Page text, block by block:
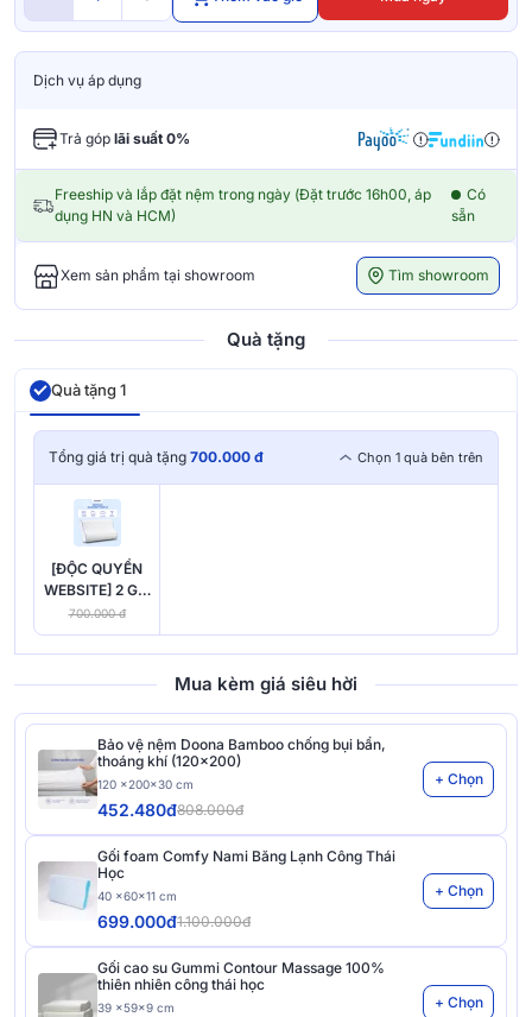
Dịch vụ áp dụng
Trả góp lãi suất 0%
Freeship và lắp đặt nệm trong ngày (Đặt trước 16h00, áp
dụng HN và HCM)
Có
sẵn
Xem sản phẩm tại showroom Tìm showroom
Quà tặng
Quà tặng 1
Tổng giá trị quà tặng 700.000 đ Chọn 1 quà bên trên
[ĐỘC QUYỀN
WEBSITE] 2 Gối
foam Goodnight
Nori 1.0
700.000 đ
Mua kèm giá siêu hời
Bảo vệ nệm Doona Bamboo chống bụi bẩn,
thoáng khí (120x200)
120 x200x30 cm
452.480đ808.000đ
+ Chọn
Gối foam Comfy Nami Băng Lạnh Công Thái
Học
40 x60x11 cm
699.000đ1.100.000đ
+ Chọn
Gối cao su Gummi Contour Massage 100%
thiên nhiên công thái học
39 x59x9 cm + Chọn